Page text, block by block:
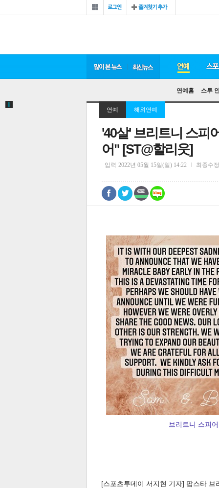
로그 즐겨찾기
많이 본 뉴스 최신 뉴스 연예
연예홈 스투
스
연예 해외연예
'40살' 브리트니 스피
어" [ST@할리웃]
입력 2022년 05월 15일(일) 14:22 최종수정
0
브리트니 스피
[스포츠투데이 서지현 기자] 팝스타